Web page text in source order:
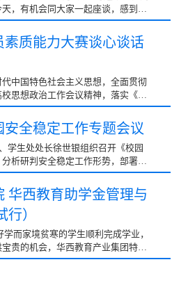
，有机会同大家一起座谈，感到非
青年节，也是北大建校12...
素质能力大赛谈心谈话
中国特色社会主义思想，全面贯彻
思想政治工作会议精神，落实《普
定》《高等学校辅导员职...
全稳定工作专题会议
学生处处长徐世银组织召开《校园
析研判安全稳定工作形势，部署学
处、保卫处、公寓管理中心...
华西教育助学金管理与
）
贵的机会，华西教育产业集团特在
制定《华西教育助学金...